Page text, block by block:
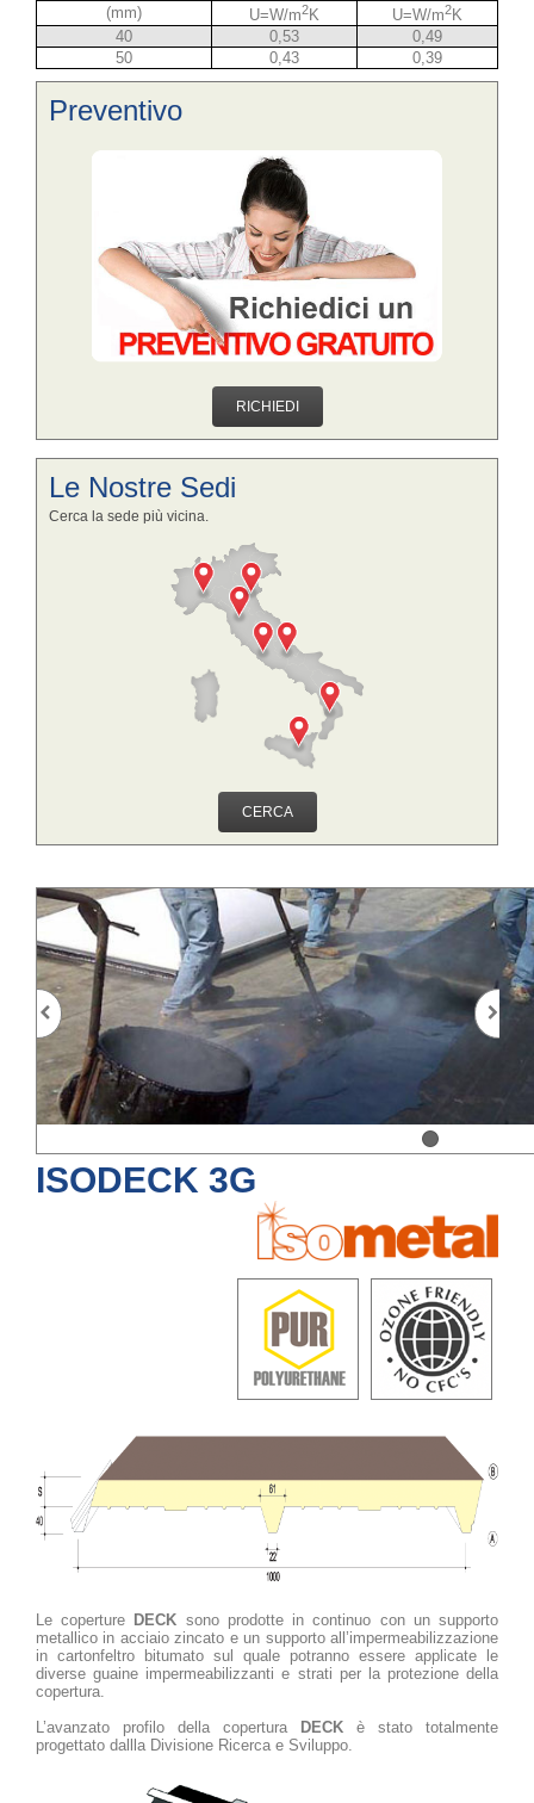
(mm)
U=W/m2K U=W/m2K
40
0,53
0,49
50
0,43 0,39
Preventivo
RICHIEDI
Le Nostre Sedi
Cerca la sede più vicina.
CERCA
ISODECK 3G
Le coperture DECK sono prodotte in continuo con un supporto
metallico in acciaio zincato e un supporto all’impermeabilizzazione
in cartonfeltro bitumato sul quale potranno essere applicate le
diverse guaine impermeabilizzanti e strati per la protezione della
copertura.
L’avanzato profilo della copertura DECK è stato totalmente
progettato dallla Divisione Ricerca e Sviluppo.